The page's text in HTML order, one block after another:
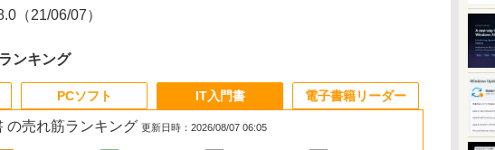
（21/06/07）
ンキング
PCソフト IT入門書
の売れ筋ランキング 更新日時：2026/08/07 06:05
電子書籍リーダー